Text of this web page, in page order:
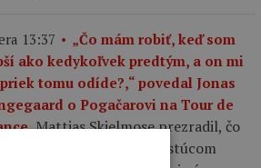
13:37
„Čo mám robiť, keď som
ako kedykoľvek predtým, a on mi
tomu odíde?,“ povedal Jonas
o Pogačarovi na Tour de
Mattias Skjelmose prezradil, čo
povedal Vingegaard o rastúcom